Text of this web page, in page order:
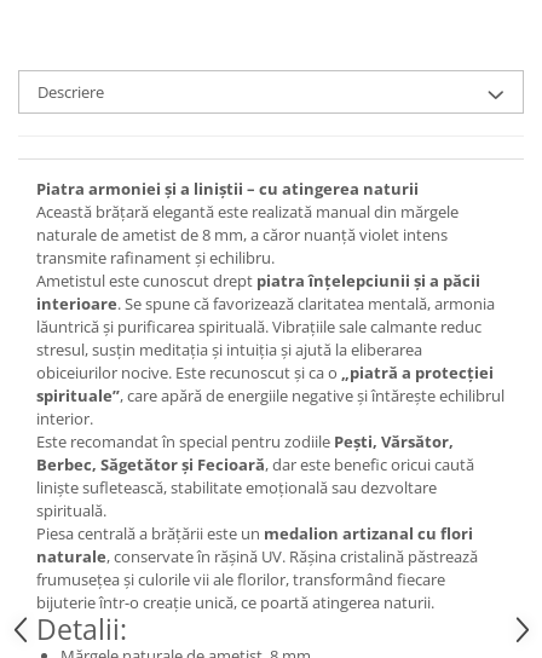
Cercei
Brățară
Mărgele / talisman
Accesorii păr
Bijuterii din Floarea de colț
Colier / Pandantiv
Cercei
Suport bijuterii
Bijuterii cu cristale naturale
Colier / Pandantiv
Cercei
Brățară
Set bijuterii
Bijuterii din lemn
Colier / Pandantiv
Cercei
Set bijuterii
Descriere
Piatra armoniei și a liniștii – cu atingerea naturii
Această brățară elegantă este realizată manual din mărgele
naturale de ametist de 8 mm, a căror nuanță violet intens
transmite rafinament și echilibru.
Ametistul este cunoscut drept piatra înțelepciunii și a păcii
interioare. Se spune că favorizează claritatea mentală, armonia
lăuntrică și purificarea spirituală. Vibrațiile sale calmante reduc
stresul, susțin meditația și intuiția și ajută la eliberarea
obiceiurilor nocive. Este recunoscut și ca o „piatră a protecției
spirituale”, care apără de energiile negative și întărește echilibrul
interior.
Este recomandat în special pentru zodiile Pești, Vărsător,
Berbec, Săgetător și Fecioară, dar este benefic oricui caută
liniște sufletească, stabilitate emoțională sau dezvoltare
spirituală.
Piesa centrală a brățării este un medalion artizanal cu flori
naturale, conservate în rășină UV. Rășina cristalină păstrează
frumusețea și culorile vii ale florilor, transformând fiecare
bijuterie într-o creație unică, ce poartă atingerea naturii.
Detalii: